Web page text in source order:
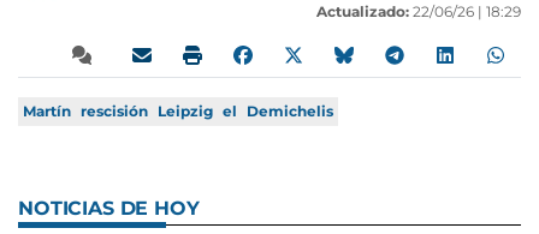
Actualizado: 22/06/26 | 18:29
Martín rescisión Leipzig el Demichelis
NOTICIAS DE HOY